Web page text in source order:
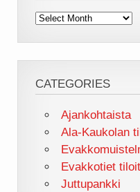
Archives
CATEGORIES
Ajankohtaista
Ala-Kaukolan
Evakkotiet
Juttupankki